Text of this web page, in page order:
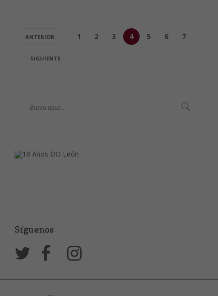
ANTERIOR 1 2 3 4 5 6 7
SIGUIENTE
Síguenos